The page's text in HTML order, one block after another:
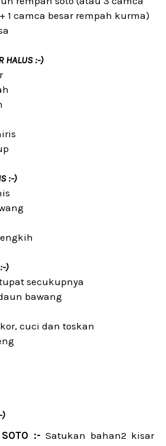
1 camca besar rempah kurma)
HALUS :-)
:-)
)
secukupnya
bawang
cuci dan toskan
)
:- Satukan bahan2 kisar